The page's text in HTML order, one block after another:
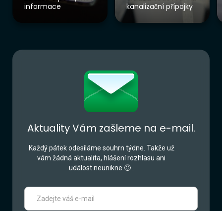
informace
kanalizační přípojky
Aktuality Vám zašleme na e-mail.
Každý pátek odesíláme souhrn týdne. Takže už
vám žádná aktualita, hlášení rozhlasu ani
událost neunikne 🙂 .